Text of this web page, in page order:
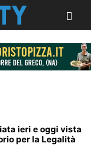
ieri e oggi vista
per la Legalità